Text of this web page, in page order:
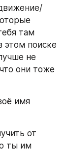
там
этом поиске
не
они тоже
имя
от
ты им